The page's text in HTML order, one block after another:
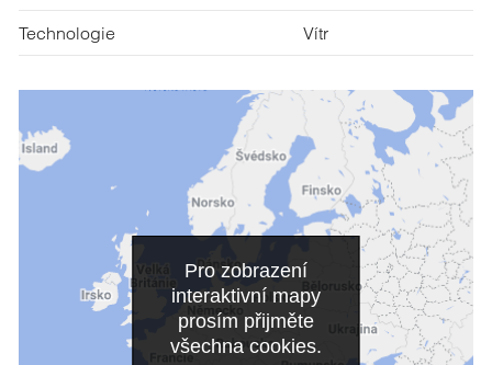
Technologie Vítr
Pro zobrazení
interaktivní mapy
prosím přijměte
všechna cookies.